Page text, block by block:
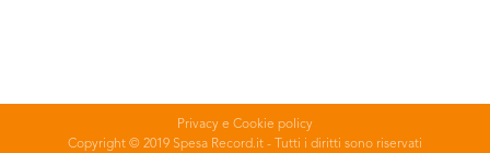
Privacy e Cookie policy
Copyright © 2019 Spesa Record.it - Tutti i diritti sono riservati